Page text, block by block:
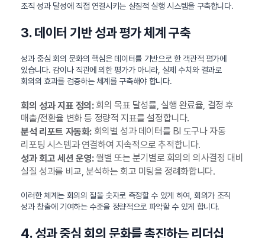
조직 성과 달성에 직접 연결시키는 실질적 실행 시스템을 구축합니다.
3. 데이터 기반 성과 평가 체계 구축
성과 중심 회의 문화의 핵심은 데이터를 기반으로 한 객관적 평가에
있습니다. 감이나 직관에 의한 평가가 아니라, 실제 수치와 결과로
회의의 효과를 검증하는 체계를 구축해야 합니다.
회의 성과 지표 정의:회의 목표 달성률, 실행 완료율, 결정 후
매출/전환율 변화 등 정량적 지표를 설정합니다.
분석 리포트 자동화:회의별 성과 데이터를 BI 도구나 자동
리포팅 시스템과 연결하여 지속적으로 추적합니다.
성과 회고 세션 운영:월별 또는 분기별로 회의의 의사결정 대비
실질 성과를 비교, 분석하는 회고 미팅을 정례화합니다.
이러한 체계는 회의의 질을 숫자로 측정할 수 있게 하여, 회의가 조직
성과 창출에 기여하는 수준을 정량적으로 파악할 수 있게 합니다.
4. 성과 중심 회의 문화를 촉진하는 리더십